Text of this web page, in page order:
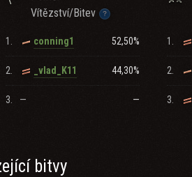
Vítězství/Bitev
1. conning1 52,50%
2. _vlad_K11 44,30%
3. — —
1.
2.
3.
bitvy